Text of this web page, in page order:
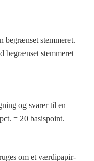
begrænset stemmeret.
begrænset stemmeret
og svarer til en
= 20 basispoint.
om et værdipapir-